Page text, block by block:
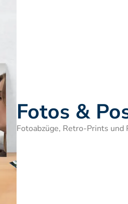
Fotos &
Fotoabzüge, Retro-Prints